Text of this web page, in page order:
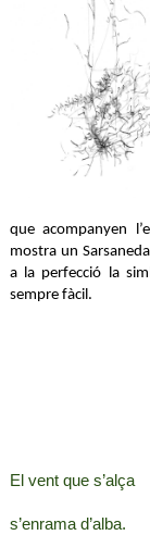
que acompanyen
mostra un
a la perfecció la
sempre fàcil.
El
s’enrama d’alba.